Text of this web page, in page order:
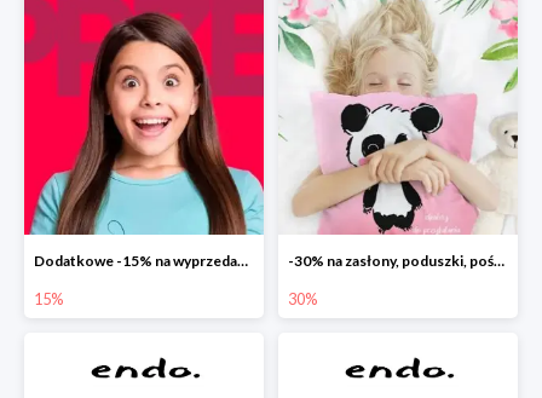
Dodatkowe -15% na wyprzedaż do -70%
15%
-30% na zasłony, poduszki, pościele dla dzieci
30%